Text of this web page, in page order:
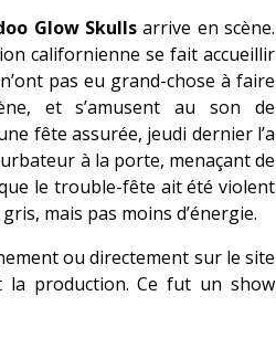
Glow Skullsarrive en scène.
californienne se fait accueillir
pas eu grand-chose à faire
et s’amusent au son de
fête assurée, jeudi dernier l’a
à la porte, menaçant de
le trouble-fête ait été violent
mais pas moins d’énergie.
ou directement sur le site
la production. Ce fut un show